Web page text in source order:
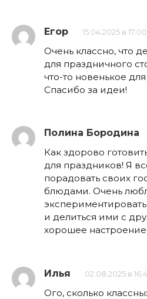
Егор 15.04.2025 в 17:00
Очень классно, что
для праздничного
что-то новенькое
Спасибо за идеи!
Полина Бородина
Как здорово
для праздников! Я
порадовать своих
блюдами. Очень
и делиться ими с
хорошее настроение
Илья 02.08.2025 в
Ого, сколько